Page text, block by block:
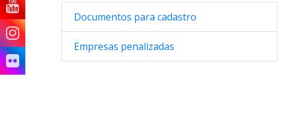
Documentos para cadastro
Empresas penalizadas